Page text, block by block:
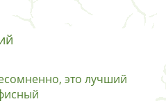
это лучший